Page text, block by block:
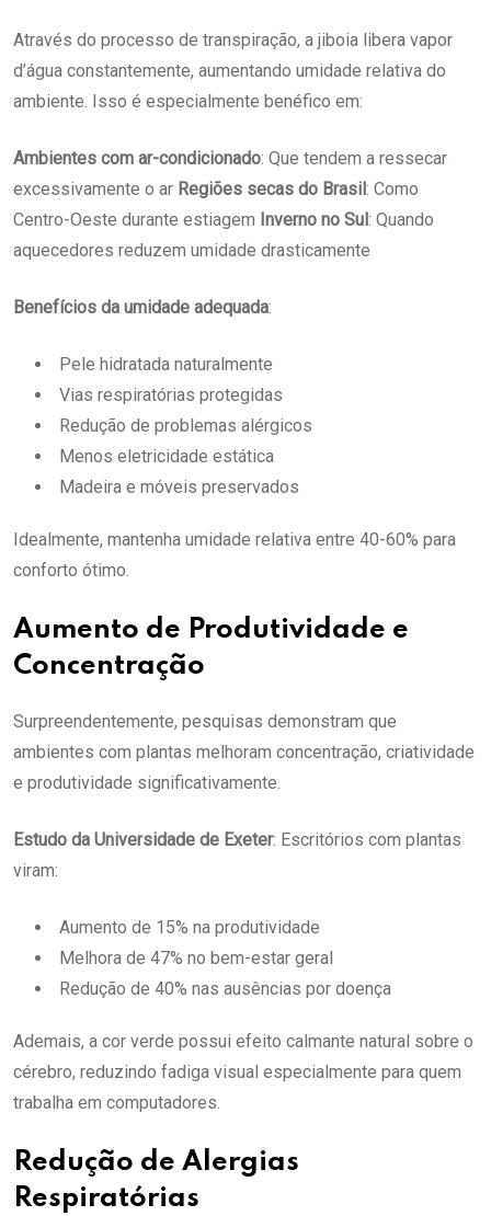
Através do processo de transpiração, a jiboia libera vapor
d’água constantemente, aumentando umidade relativa do
ambiente. Isso é especialmente benéfico em:
Ambientes com ar-condicionado: Que tendem a ressecar
excessivamente o ar Regiões secas do Brasil: Como
Centro-Oeste durante estiagem Inverno no Sul: Quando
aquecedores reduzem umidade drasticamente
Benefícios da umidade adequada:
Pele hidratada naturalmente
Vias respiratórias protegidas
Redução de problemas alérgicos
Menos eletricidade estática
Madeira e móveis preservados
Idealmente, mantenha umidade relativa entre 40-60% para
conforto ótimo.
Aumento de Produtividade e
Concentração
Surpreendentemente, pesquisas demonstram que
ambientes com plantas melhoram concentração, criatividade
e produtividade significativamente.
Estudo da Universidade de Exeter: Escritórios com plantas
viram:
Aumento de 15% na produtividade
Melhora de 47% no bem-estar geral
Redução de 40% nas ausências por doença
Ademais, a cor verde possui efeito calmante natural sobre o
cérebro, reduzindo fadiga visual especialmente para quem
trabalha em computadores.
Redução de Alergias
Respiratórias